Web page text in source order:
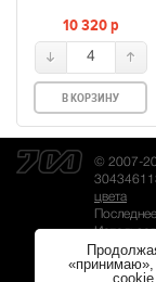
10 320p
4
В КОРЗИНУ
© 2007-
цвета
данных
cookie